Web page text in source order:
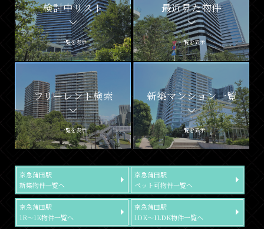
検討中リスト
一覧を表示
最近見た物件
一覧を表示
フリーレント検索
一覧を表示
新築マンション一覧
一覧を表示
京急蒲田駅
新築物件一覧へ
京急蒲田駅
ペット可物件一覧へ
京急蒲田駅
1R～1K物件一覧へ
京急蒲田駅
1DK～1LDK物件一覧へ